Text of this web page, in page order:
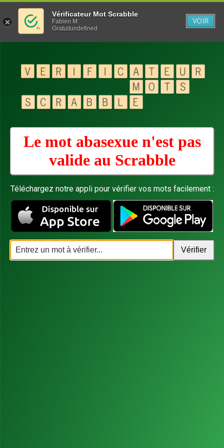
Le mot abasexue n'est pas
valide au Scrabble
Téléchargez notre appli pour vérifier vos mots facilement :
Vérificateur Mot Scrabble
Fabien M
Gratuitundefined
VOIR